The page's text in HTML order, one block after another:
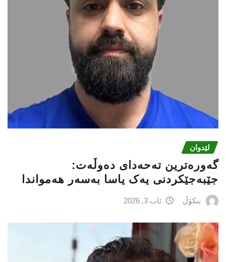
لێدوان
گەورەترین تەحەدای دەوڵەت:
جێبەجێکردنی یەک یاسا بەسەر هەمواندا
بنکۆڵ ئاب 3, 2026